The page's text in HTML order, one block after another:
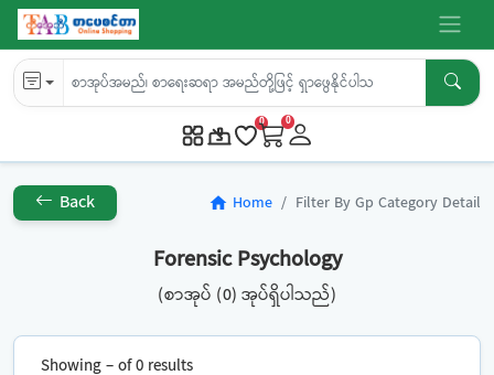
0 0
Back home Home Filter By Gp Category Detail
Forensic Psychology
(စာအုပ် (0) အုပ်ရှိပါသည်)
Showing – of 0 results